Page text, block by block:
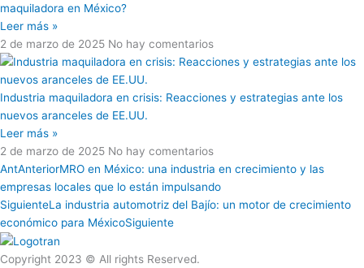
maquiladora en México?
Leer más »
2 de marzo de 2025 No hay comentarios
Industria maquiladora en crisis: Reacciones y estrategias ante los
nuevos aranceles de EE.UU.
Leer más »
2 de marzo de 2025 No hay comentarios
AntAnteriorMRO en México: una industria en crecimiento y las
empresas locales que lo están impulsando
SiguienteLa industria automotriz del Bajío: un motor de crecimiento
económico para MéxicoSiguiente
Copyright 2023 © All rights Reserved.